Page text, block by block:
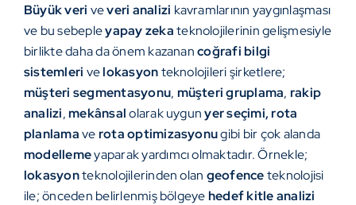
Büyük veri veveri analizi kavramlarının yaygınlaşması
ve bu sebepleyapay zekateknolojilerinin gelişmesiyle
birlikte daha da önem kazanancoğrafi bilgi
sistemleri velokasyonteknolojileri şirketlere;
müşteri segmentasyonu, müşteri gruplama, rakip
analizi,mekânsalolarak uygunyer seçimi, rota
planlamaverota optimizasyonugibi bir çok alanda
modellemeyaparak yardımcı olmaktadır. Örnekle;
lokasyonteknolojilerinden olan geofenceteknolojisi
ile; önceden belirlenmiş bölgeyehedef kitle analizi